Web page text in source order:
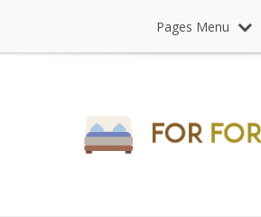
Pages Menu